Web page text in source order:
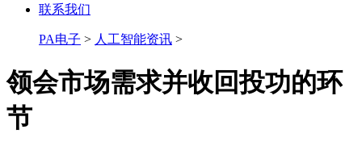
联系我们
PA电子 > 人工智能资讯 >
领会市场需求并收回投功的环
节